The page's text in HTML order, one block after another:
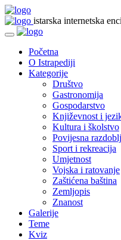
istarska internetska
Početna
O Istrapediji
Kategorije
Društvo
Gastronomija
Gospodarstvo
Književnost i
Kultura i školstvo
Povijesna
Sport i rekreacija
Umjetnost
Vojska i ratovanje
Zaštićena baština
Zemljopis
Znanost
Galerije
Teme
Kviz